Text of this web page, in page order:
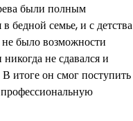
были полным
бедной семье, и с детства
не было возможности
не сдавался и
итоге он смог поступить